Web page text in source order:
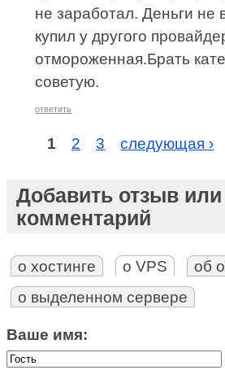
не заработал. Деньги не
купил у другого
отмороженная.Брать
советую.
ответить
1 2 3 следующая ›
Добавить отзыв или
комментарий
о хостинге о VPS
об
о выделенном сервере
Ваше имя: